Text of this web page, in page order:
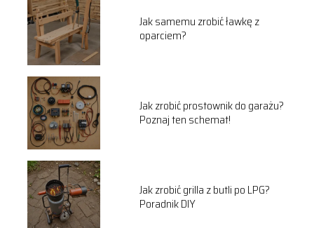
Jak samemu zrobić ławkę z
oparciem?
Jak zrobić prostownik do garażu?
Poznaj ten schemat!
Jak zrobić grilla z butli po LPG?
Poradnik DIY